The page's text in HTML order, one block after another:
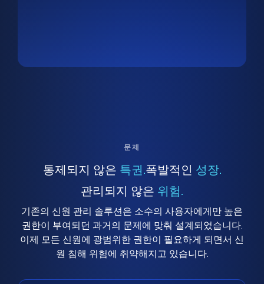
문제
통제되지 않은 특권. 폭발적인 성장.
관리되지 않은 위험.
기존의 신원 관리 솔루션은 소수의 사용자에게만 높은
권한이 부여되던 과거의 문제에 맞춰 설계되었습니다.
이제 모든 신원에 광범위한 권한이 필요하게 되면서 신
원 침해 위험에 취약해지고 있습니다.